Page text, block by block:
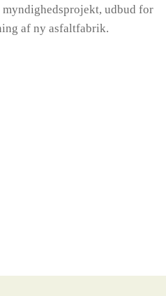
udbud for
af ny asfaltfabrik.